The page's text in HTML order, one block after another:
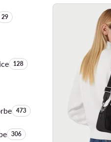
proizvoda:
29
proizvoda:
Količina proizvoda:
128
Količina proizvoda:
473
Količina proizvoda:
306